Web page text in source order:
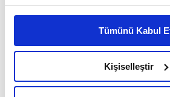
reklam/pazarlama faaliyetlerinin
Çerezlere ilişkin tercihlerinizi çerez
belirleyebilirsiniz. Çerezlere ilişkin
Ayarlar butonuna tıklayabilir,Çerez
Metnimizi ziyaret edebilirsiniz.
Tümünü Kabul
Kişiselleştir